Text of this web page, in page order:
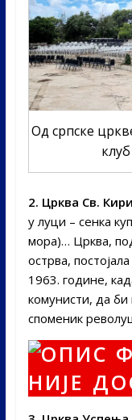
Од српске
2. Црква Св.
у луци – сенка
мора)… Црква,
острва,
1963. године,
комунисти, да
споменик